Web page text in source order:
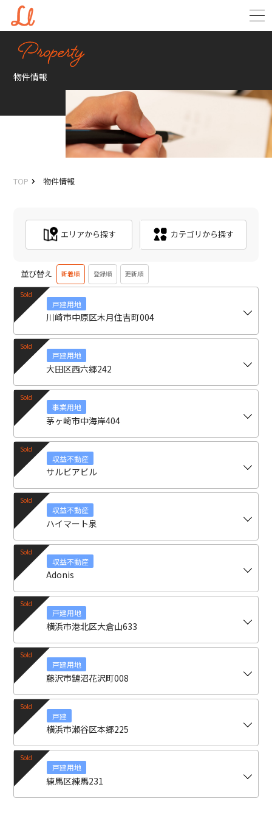
物件情報
TOP 物件情報
エリアから探す カテゴリから探す
並び替え 新着順 登録順 更新順
戸建用地
川崎市中原区木月住吉町004
戸建用地
大田区西六郷242
事業用地
茅ヶ崎市中海岸404
収益不動産
サルビアビル
収益不動産
ハイマート泉
収益不動産
Adonis
戸建用地
横浜市港北区大倉山633
戸建用地
藤沢市鵠沼花沢町008
戸建
横浜市瀬谷区本郷225
戸建用地
練馬区練馬231